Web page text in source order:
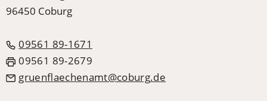
96450 Coburg
09561 89-1671
09561 89-2679
gruenflaechenamt
coburg de